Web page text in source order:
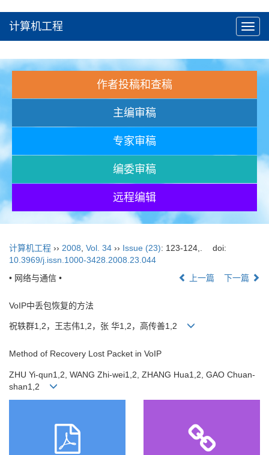
计算机工程
作者投稿和查稿
主编审稿
专家审稿
编委审稿
远程编辑
计算机工程 ›› 2008 Vol. 34 ›› Issue (23): 123-124,.
doi:
10.3969/j.issn.1000-3428.2008.23.044
• 网络与通信 •
上一篇 下一篇
VoIP中丢包恢复的方法
祝轶群1,2，王志伟1,2，张 华1,2，高传善1,2
Method of Recovery Lost Packet in VoIP
ZHU Yi-qun1,2, WANG Zhi-wei1,2, ZHANG Hua1,2, GAO Chuan-
shan1,2